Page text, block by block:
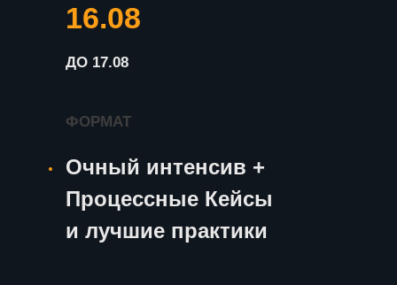
Очный интенсив +
Процессные Кейсы
и лучшие практики
16.08
ДО 17.08
ФОРМАТ